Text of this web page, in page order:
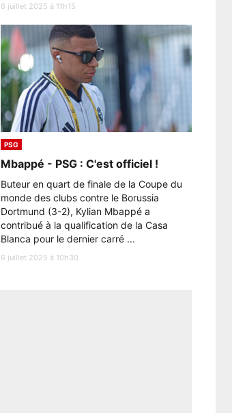
6 juillet 2025 à 11h15
PSG
Mbappé - PSG : C'est officiel !
Buteur en quart de finale de la Coupe du
monde des clubs contre le Borussia
Dortmund (3-2), Kylian Mbappé a
contribué à la qualification de la Casa
Blanca pour le dernier carré ...
6 juillet 2025 à 10h30